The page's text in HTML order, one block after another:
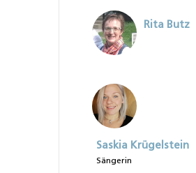
Rita Butz
Saskia Krügelstein
Sängerin